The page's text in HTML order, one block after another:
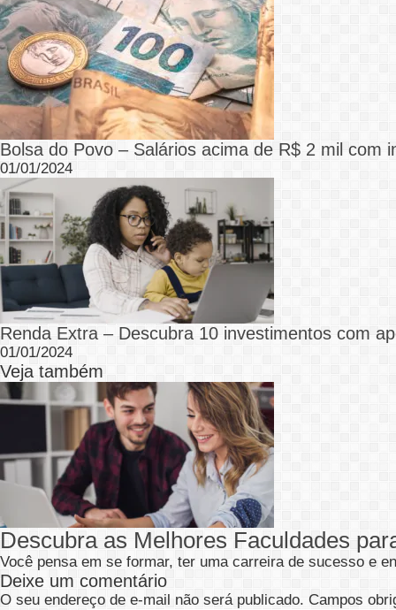
Bolsa do Povo – Salários acima de R$ 2 mil com
01/01/2024
Renda Extra – Descubra 10 investimentos com
01/01/2024
Veja também
Descubra as Melhores Faculdades
Você pensa em se formar, ter uma carreira de sucesso e
Deixe um comentário
O seu endereço de e-mail não será publicado. Campos